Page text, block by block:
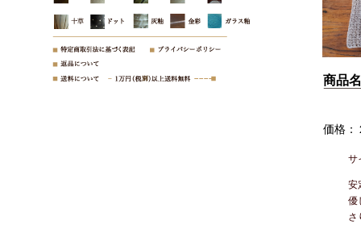
商品
価格：
サ
安
優
さ